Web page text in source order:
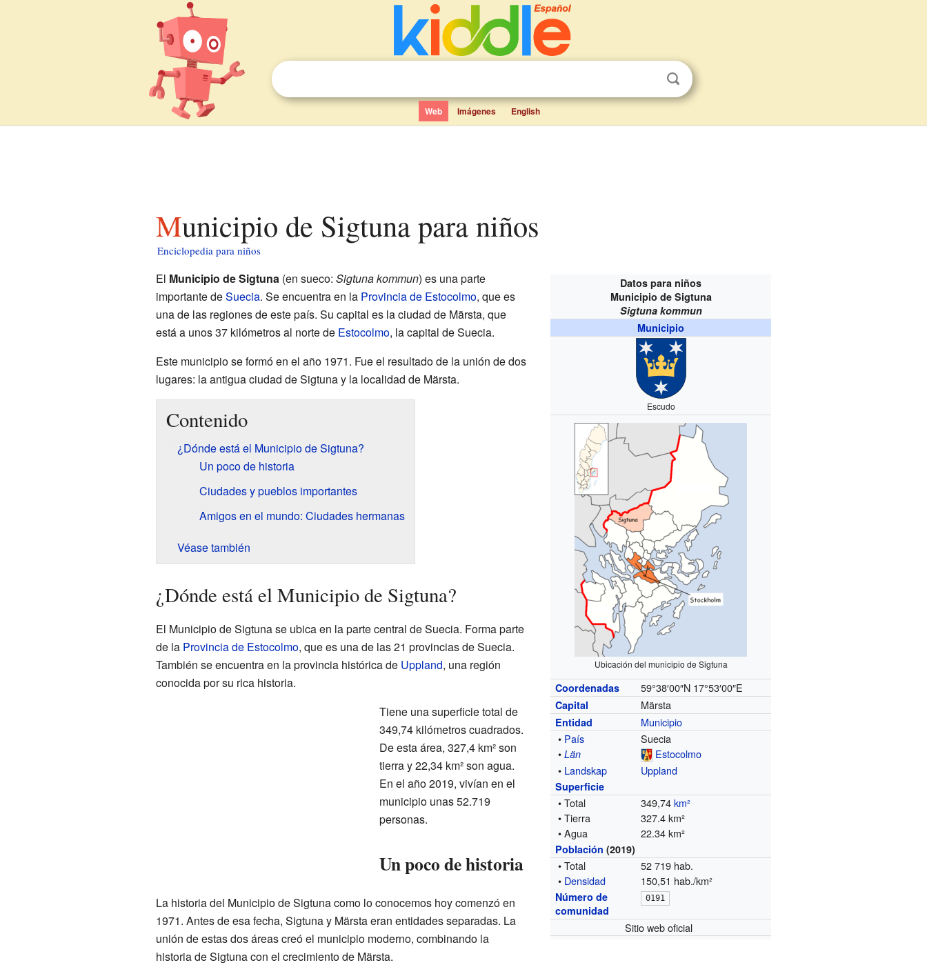
Web Imágenes English
Municipio de Sigtuna para niños
Enciclopedia para niños
Datos para niños
Municipio de Sigtuna
Sigtuna kommun
Municipio
Escudo
Ubicación del municipio de Sigtuna
Coordenadas 59°38′00″N 17°53′00″E
Capital Märsta
Entidad
Municipio
• País
Suecia
•Län
Estocolmo
• Landskap Uppland
Superficie
• Total 349,74km²
• Tierra
327.4 km²
• Agua
22.34 km²
Población (2019)
• Total
52 719 hab.
• Densidad 150,51 hab./km²
Número de
comunidad
0191
Sitio web oficial
El Municipio de Sigtuna(en sueco: Sigtuna kommun) es una parte
importante deSuecia. Se encuentra en la Provincia de Estocolmo, que es
una de las regiones de este país. Su capital es la ciudad de Märsta, que
está a unos 37 kilómetros al norte de Estocolmo, la capital de Suecia.
Este municipio se formó en el año 1971. Fue el resultado de la unión de dos
lugares: la antigua ciudad de Sigtuna y la localidad de Märsta.
Contenido
¿Dónde está el Municipio de Sigtuna?
Un poco de historia
Ciudades y pueblos importantes
Amigos en el mundo: Ciudades hermanas
Véase también
¿Dónde está el Municipio de Sigtuna?
El Municipio de Sigtuna se ubica en la parte central de Suecia. Forma parte
de la Provincia de Estocolmo, que es una de las 21 provincias de Suecia.
También se encuentra en la provincia histórica de Uppland, una región
conocida por su rica historia.
Tiene una superficie total de
349,74 kilómetros cuadrados.
De esta área, 327,4 km² son
tierra y 22,34 km² son agua.
En el año 2019, vivían en el
municipio unas 52.719
personas.
Un poco de historia
La historia del Municipio de Sigtuna como lo conocemos hoy comenzó en
1971. Antes de esa fecha, Sigtuna y Märsta eran entidades separadas. La
unión de estas dos áreas creó el municipio moderno, combinando la
historia de Sigtuna con el crecimiento de Märsta.